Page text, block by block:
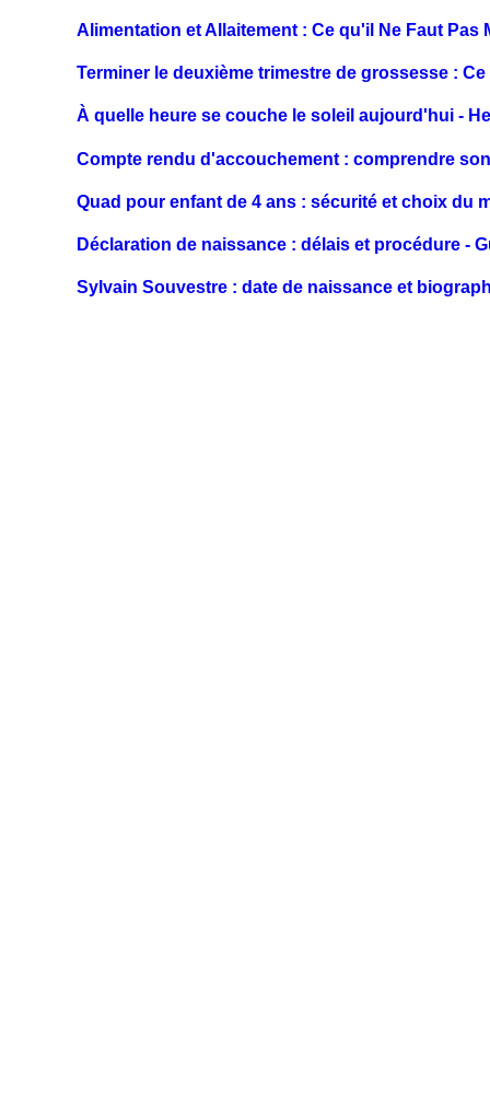
Alimentation et Allaitement : Ce qu'il Ne Faut Pas
Terminer le deuxième trimestre de grossesse :
À quelle heure se couche le soleil aujourd'hui -
Compte rendu d'accouchement : comprendre
Quad pour enfant de 4 ans : sécurité et choix du
Déclaration de naissance : délais et procédure -
Sylvain Souvestre : date de naissance et